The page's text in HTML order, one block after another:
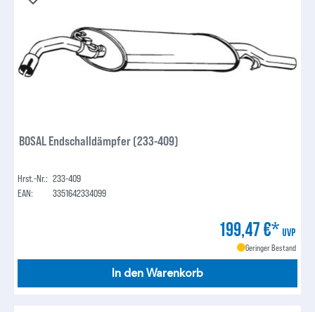
BOSAL Endschalldämpfer (233-409)
Hrst.-Nr.: 233-409
EAN:
3351642334099
199,47 €* UVP
Geringer Bestand
In den Warenkorb